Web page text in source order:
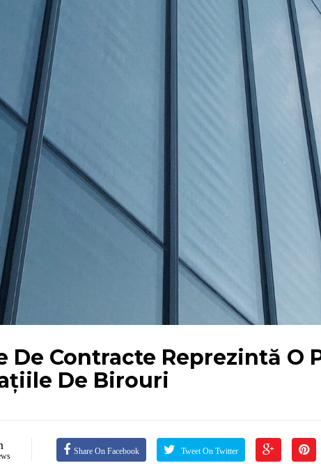
De Contracte Reprezintă O
De Birouri
Share On Facebook Tweet On Twitter